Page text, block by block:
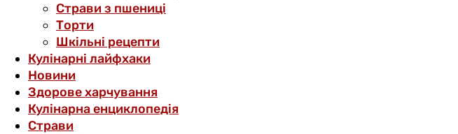
Страви з пшениці
Торти
Шкільні рецепти
Кулінарні лайфхаки
Новини
Здорове харчування
Кулінарна енциклопедія
Страви